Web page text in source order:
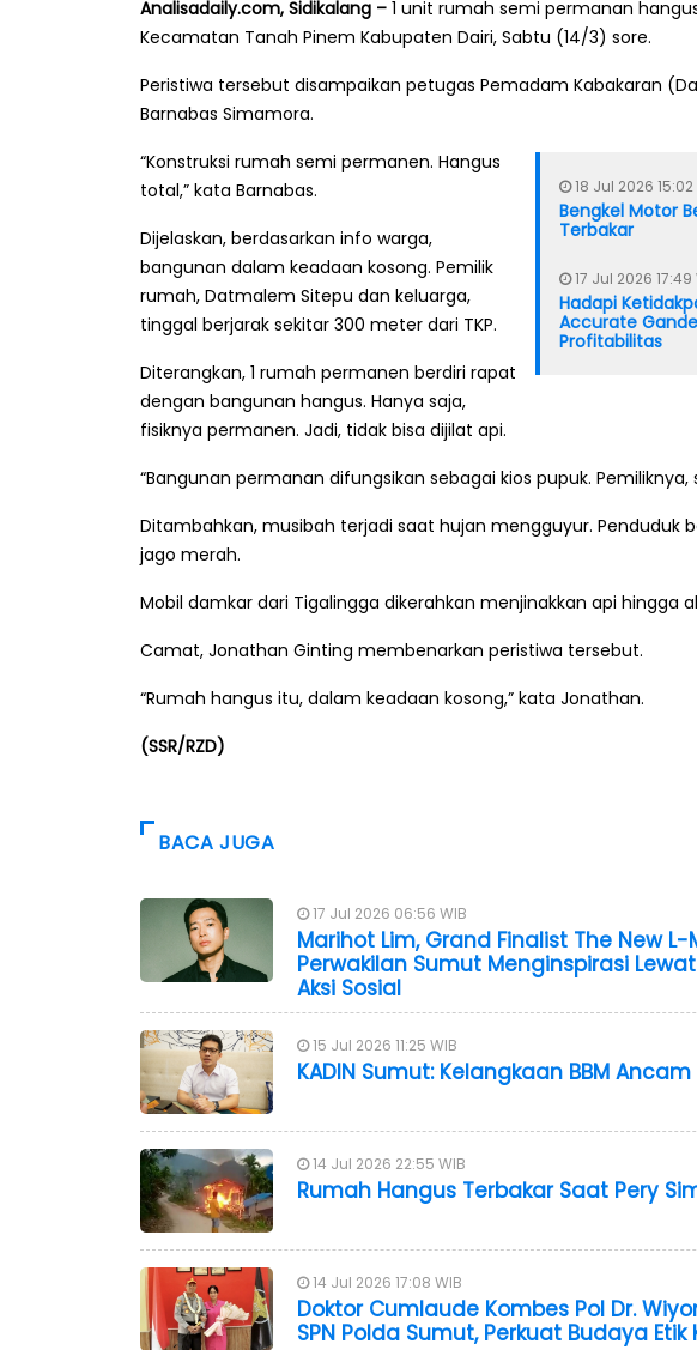
Analisadaily.com, Sidikalang – 1 unit rumah semi permanan
Kecamatan Tanah Pinem Kabupaten Dairi, Sabtu (14/3) sore.
Peristiwa tersebut disampaikan petugas Pemadam Kabakaran
Barnabas Simamora.
18 Jul 2026 15:02
Bengkel Motor
Terbakar
17 Jul 2026 17:49
Hadapi
Accurate
Profitabilitas
“Konstruksi rumah semi permanen. Hangus
total,” kata Barnabas.
Dijelaskan, berdasarkan info warga,
bangunan dalam keadaan kosong. Pemilik
rumah, Datmalem Sitepu dan keluarga,
tinggal berjarak sekitar 300 meter dari TKP.
Diterangkan, 1 rumah permanen berdiri rapat
dengan bangunan hangus. Hanya saja,
fisiknya permanen. Jadi, tidak bisa dijilat api.
“Bangunan permanan difungsikan sebagai kios pupuk. Pemiliknya,
Ditambahkan, musibah terjadi saat hujan mengguyur. Penduduk
jago merah.
Mobil damkar dari Tigalingga dikerahkan menjinakkan api hingga
Camat, Jonathan Ginting membenarkan peristiwa tersebut.
“Rumah hangus itu, dalam keadaan kosong,” kata Jonathan.
(SSR/RZD)
BACA JUGA
17 Jul 2026 06:56 WIB
Marihot Lim, Grand Finalist The New
Perwakilan Sumut Menginspirasi
Aksi Sosial
15 Jul 2026 11:25 WIB
KADIN Sumut: Kelangkaan BBM
14 Jul 2026 22:55 WIB
Rumah Hangus Terbakar Saat Pery
14 Jul 2026 17:08 WIB
Doktor Cumlaude Kombes Pol Dr.
SPN Polda Sumut, Perkuat Budaya Etik